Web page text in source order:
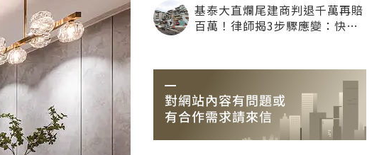
基泰大直爛尾建商判退千萬再賠
百萬！律師揭3步驟應變：快通